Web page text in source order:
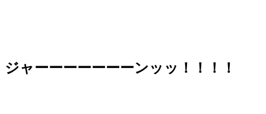
ジャーーーーーーーンッッ！！！！